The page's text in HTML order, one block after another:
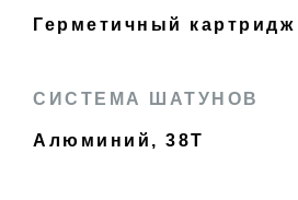
Герметичный картридж
СИСТЕМА ШАТУНОВ
Алюминий, 38T